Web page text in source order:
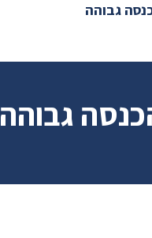
גבוהה
גבוהה